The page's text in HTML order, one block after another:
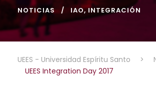
NOTICIAS IAO, INTEGRACIÓN
UEES - Universidad Espíritu Santo >
UEES Integration Day 2017